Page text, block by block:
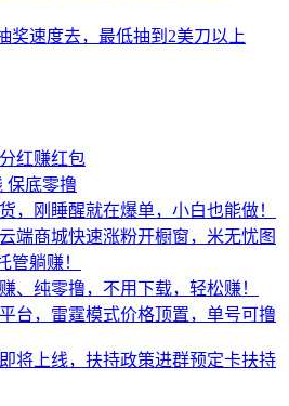
奖速度去，最低抽到2美刀以上
红赚红包
保底零撸
，刚睡醒就在爆单，小白也能做！
端商城快速涨粉开橱窗，米无忧图
管躺赚！
、纯零撸，不用下载，轻松赚！
台，雷霆模式价格顶置，单号可撸
将上线，扶持政策进群预定卡扶持